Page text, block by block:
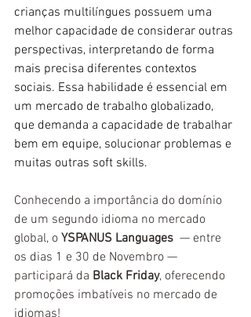
crianças multilíngues possuem uma
melhor capacidade de considerar outras
perspectivas, interpretando de forma
mais precisa diferentes contextos
sociais. Essa habilidade é essencial em
um mercado de trabalho globalizado,
que demanda a capacidade de trabalhar
bem em equipe, solucionar problemas e
muitas outras soft skills.
Conhecendo a importância do domínio
de um segundo idioma no mercado
global, o YSPANUS Languages
  — entre
os dias 1 e 30 de Novembro —
participará da Black Friday, oferecendo
promoções imbatíveis no mercado de
idiomas!